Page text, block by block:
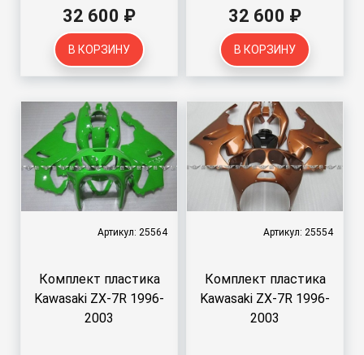
32 600 ₽
В КОРЗИНУ
32 600 ₽
В КОРЗИНУ
Артикул: 25564
Комплект пластика
Kawasaki ZX-7R 1996-
2003
Артикул: 25554
Комплект пластика
Kawasaki ZX-7R 1996-
2003